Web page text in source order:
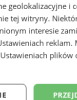
geolokalizacyjne i
tej witryny.
interesie
reklam.
Ustawieniach plików